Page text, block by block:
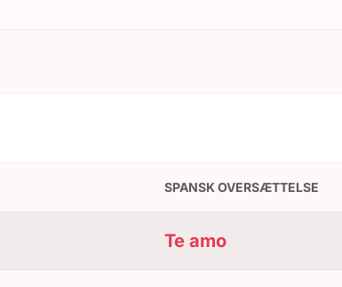
SPANSK OVERSÆTTELSE
Te amo